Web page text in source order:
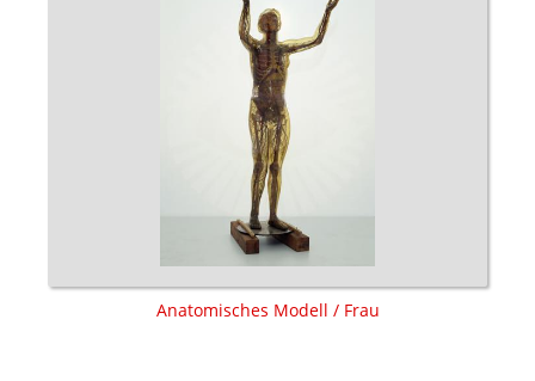
Anatomisches Modell / Frau